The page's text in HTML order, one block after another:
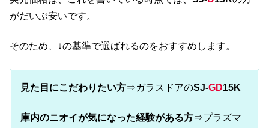
がだいぶ安いです。
そのため、↓の基準で選ばれるのをおすすめします。
見た目にこだわりたい方⇒ガラスドアのSJ-GD15K
庫内のニオイが気になった経験がある方⇒プラズマ